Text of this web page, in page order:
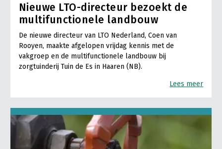
Nieuwe LTO-directeur bezoekt de
multifunctionele landbouw
De nieuwe directeur van LTO Nederland, Coen van
Rooyen, maakte afgelopen vrijdag kennis met de
vakgroep en de multifunctionele landbouw bij
zorgtuinderij Tuin de Es in Haaren (NB).
Lees meer